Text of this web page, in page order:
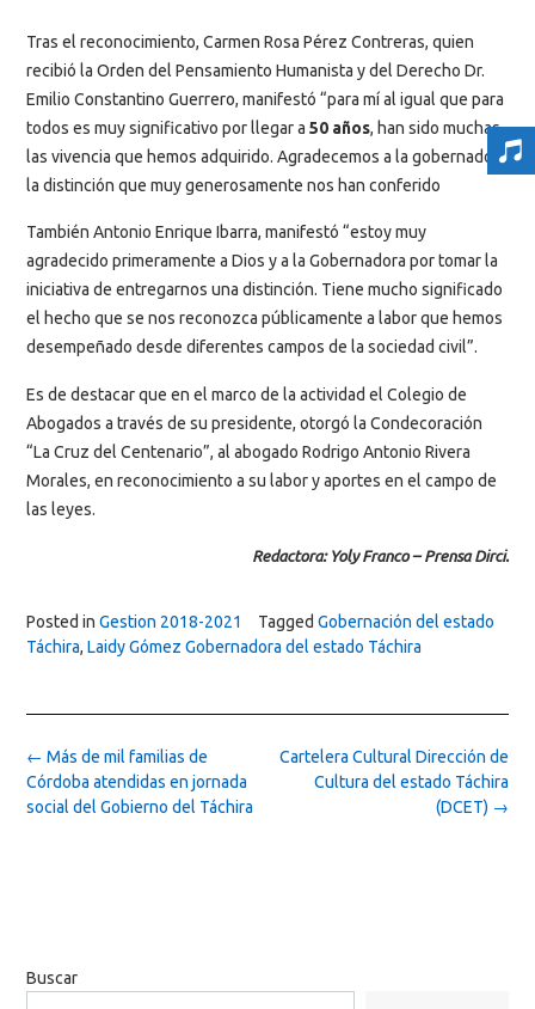
Tras el reconocimiento, Carmen Rosa Pérez Contreras, quien
recibió la Orden del Pensamiento Humanista y del Derecho Dr.
Emilio Constantino Guerrero, manifestó “para mí al igual que para
todos es muy significativo por llegar a 50 años, han sido muchas
las vivencia que hemos adquirido. Agradecemos a la gobernadora
la distinción que muy generosamente nos han conferido
También Antonio Enrique Ibarra, manifestó “estoy muy
agradecido primeramente a Dios y a la Gobernadora por tomar la
iniciativa de entregarnos una distinción. Tiene mucho significado
el hecho que se nos reconozca públicamente a labor que hemos
desempeñado desde diferentes campos de la sociedad civil”.
Es de destacar que en el marco de la actividad el Colegio de
Abogados a través de su presidente, otorgó la Condecoración
“La Cruz del Centenario”, al abogado Rodrigo Antonio Rivera
Morales, en reconocimiento a su labor y aportes en el campo de
las leyes.
Redactora: Yoly Franco – Prensa Dirci.
Posted in Gestion 2018-2021 Tagged Gobernación del estado
Táchira, Laidy Gómez Gobernadora del estado Táchira
Post
navigation
Cartelera Cultural Dirección de
Cultura del estado Táchira
(DCET) →
← Más de mil familias de
Córdoba atendidas en jornada
social del Gobierno del Táchira
Buscar